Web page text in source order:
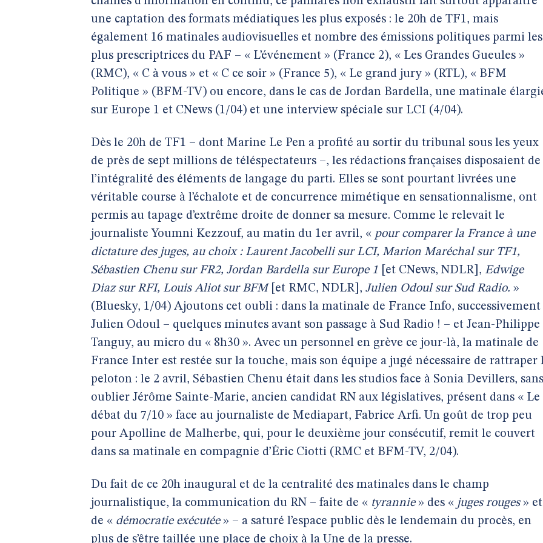
une captation des formats médiatiques les plus exposés : le 20h de TF1, mais
également 16 matinales audiovisuelles et nombre des émissions politiques parmi les
plus prescriptrices du PAF – « L’événement » (France 2), « Les Grandes Gueules »
(RMC), « C à vous » et « C ce soir » (France 5), « Le grand jury » (RTL), « BFM
Politique » (BFM-TV) ou encore, dans le cas de Jordan Bardella, une matinale
sur Europe 1 et CNews (1/04) et une interview spéciale sur LCI (4/04).
Dès le 20h de TF1 – dont Marine Le Pen a profité au sortir du tribunal sous les yeux
de près de sept millions de téléspectateurs –, les rédactions françaises disposaient de
l’intégralité des éléments de langage du parti. Elles se sont pourtant livrées une
véritable course à l’échalote et de concurrence mimétique en sensationnalisme, ont
permis au tapage d’extrême droite de donner sa mesure. Comme le relevait le
journaliste Youmni Kezzouf, au matin du 1er avril, « pour comparer la France à une
dictature des juges, au choix : Laurent Jacobelli sur LCI, Marion Maréchal sur TF1,
Sébastien Chenu sur FR2, Jordan Bardella sur Europe 1 [et CNews, NDLR], Edwige
Diaz sur RFI, Louis Aliot sur BFM[et RMC, NDLR], Julien Odoul sur Sud Radio. »
(Bluesky, 1/04) Ajoutons cet oubli : dans la matinale de France Info, successivement
Julien Odoul – quelques minutes avant son passage à Sud Radio ! – et Jean-Philippe
Tanguy, au micro du « 8h30 ». Avec un personnel en grève ce jour-là, la matinale de
France Inter est restée sur la touche, mais son équipe a jugé nécessaire de rattraper
peloton : le 2 avril, Sébastien Chenu était dans les studios face à Sonia Devillers, sans
oublier Jérôme Sainte-Marie, ancien candidat RN aux législatives, présent dans « Le
débat du 7/10 » face au journaliste de Mediapart, Fabrice Arfi. Un goût de trop peu
pour Apolline de Malherbe, qui, pour le deuxième jour consécutif, remit le couvert
dans sa matinale en compagnie d’Éric Ciotti (RMC et BFM-TV, 2/04).
Du fait de ce 20h inaugural et de la centralité des matinales dans le champ
journalistique, la communication du RN – faite de « tyrannie» des « juges rouges» et
de « démocratie exécutée» – a saturé l’espace public dès le lendemain du procès, en
plus de s’être taillée une place de choix à la Une de la presse.